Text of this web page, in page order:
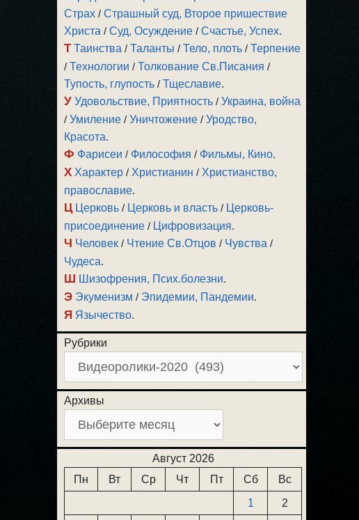
Страх /Страшный суд, Второе пришествие
Христа /Суд, Осуждение /Счастье, Успех.
Т Таинства /Таланты /Тело, плоть /Терпение
/Технологии /Толкование Св.Писания /
Тупость, глупость /Тщеславие.
У Удовольствие, Приятность /Украина, война
/Умиление /Уничтожение /Уродство,
Красота.
Ф Фарисеи / Философия / Фильмы, Кино.
Х Характер / Христианин / Христианство,
православие.
Ц Церковь / Церковь и власть / Церковь-
присоединение / Цифровизация.
Ч Человек / Чтение Св.Отцов / Чувства /
Чудеса.
Ш Шизофрения, Псих.болезни.
Э Экуменизм / Эпидемии, Пандемии.
Я Язычество.
Рубрики
Архивы
Август 2026
Пн
Вт Ср Чт Пт Сб
Вс
1
2